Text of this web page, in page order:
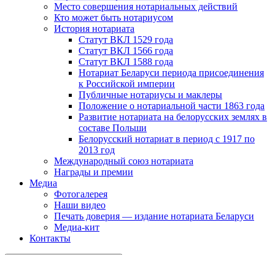
Место совершения нотариальных действий
Кто может быть нотариусом
История нотариата
Статут ВКЛ 1529 года
Статут ВКЛ 1566 года
Статут ВКЛ 1588 года
Нотариат Беларуси периода присоединения
к Российской империи
Публичные нотариусы и маклеры
Положение о нотариальной части 1863 года
Развитие нотариата на белорусских землях в
составе Польши
Белорусский нотариат в период с 1917 по
2013 год
Международный союз нотариата
Награды и премии
Медиа
Фотогалерея
Наши видео
Печать доверия — издание нотариата Беларуси
Медиа-кит
Контакты